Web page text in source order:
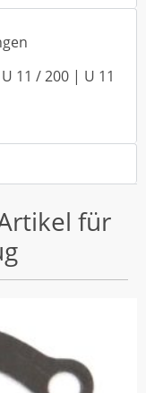
11 / 200 | U 11
für